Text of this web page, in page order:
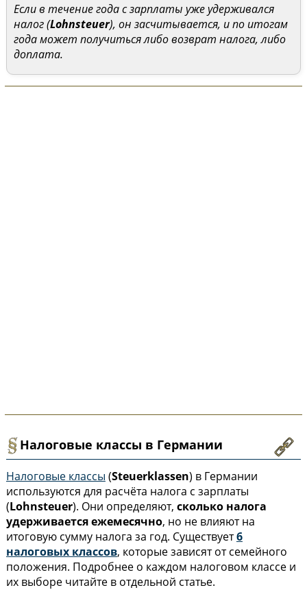
Если в течение года с зарплаты уже удерживался
налог (Lohnsteuer), он засчитывается, и по итогам
года может получиться либо возврат налога, либо
доплата.
Налоговые классы в Германии
Налоговые классы (Steuerklassen) в Германии
используются для расчёта налога с зарплаты
(Lohnsteuer). Они определяют, сколько налога
удерживается ежемесячно, но не влияют на
итоговую сумму налога за год. Существует6
налоговых классов, которые зависят от семейного
положения. Подробнее о каждом налоговом классе и
их выборе читайте в отдельной статье.